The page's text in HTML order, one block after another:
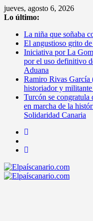
Saltar
al
jueves, agosto 6, 2026
Lo último:
La niña que soñaba
El angustioso grito
Iniciativa por La
por el uso definitivo
Aduana
Ramiro Rivas García
historiador y
Turcón se congratula
en marcha de la
Solidaridad Canaria